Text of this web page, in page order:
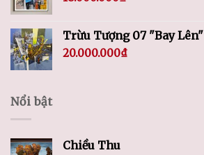
Trừu Tượng 07 "Bay Lên"
20.000.000₫
Nổi bật
Chiều Thu